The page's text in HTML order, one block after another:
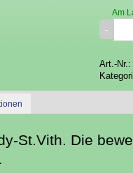
Am
Art.-Nr.:
St.Vith. Die